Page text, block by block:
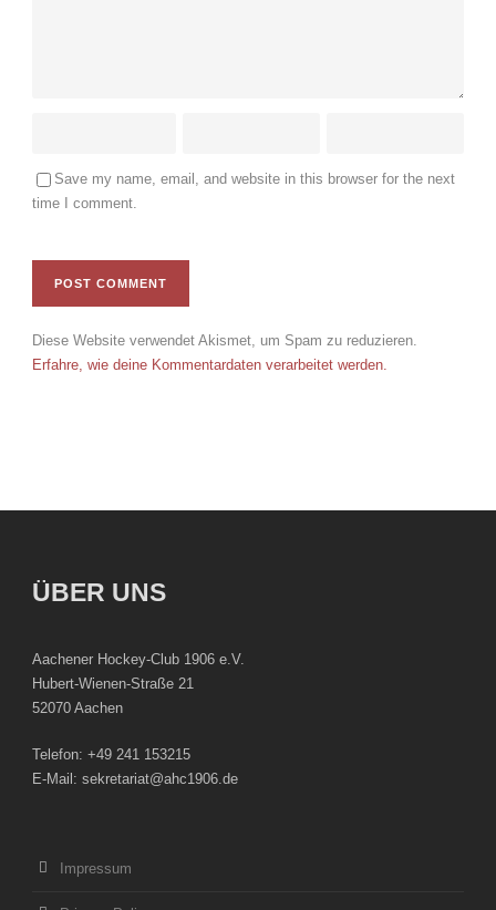
Save my name, email, and website in this browser for the next
time I comment.
Diese Website verwendet Akismet, um Spam zu reduzieren.
Erfahre, wie deine Kommentardaten verarbeitet werden.
ÜBER UNS
Aachener Hockey-Club 1906 e.V.
Hubert-Wienen-Straße 21
52070 Aachen
Telefon: +49 241 153215
E-Mail: sekretariat@ahc1906.de
Impressum